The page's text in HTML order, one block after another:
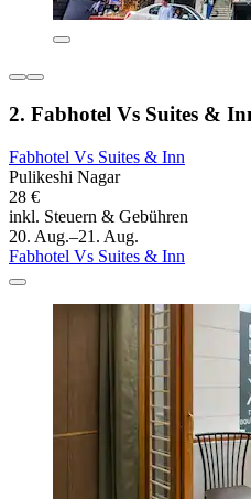
2. Fabhotel Vs Suites &
Fabhotel Vs Suites & Inn
Pulikeshi Nagar
28 €
inkl. Steuern & Gebühren
20. Aug.–21. Aug.
Fabhotel Vs Suites & Inn